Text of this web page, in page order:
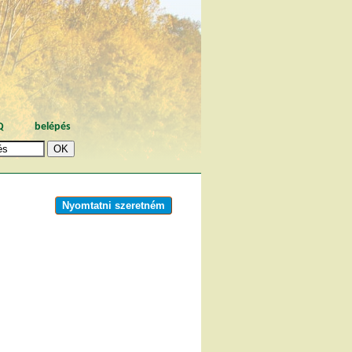
belépés
Nyomtatni szeretném